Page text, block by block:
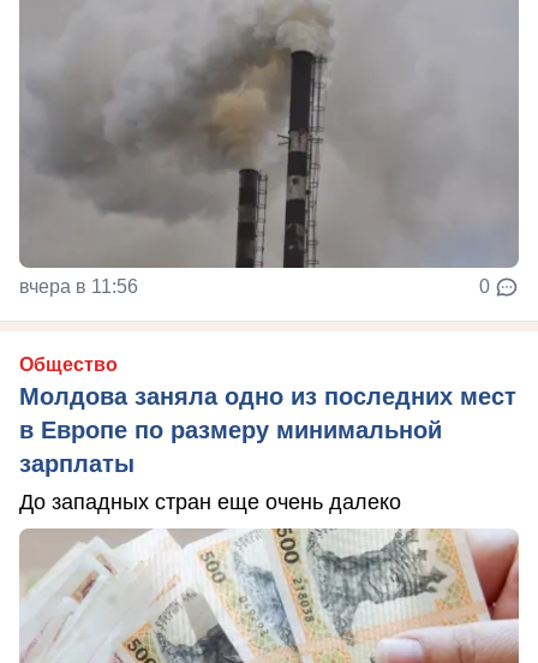
вчера в 11:56 0
Общество
Молдова заняла одно из последних мест
в Европе по размеру минимальной
зарплаты
До западных стран еще очень далеко